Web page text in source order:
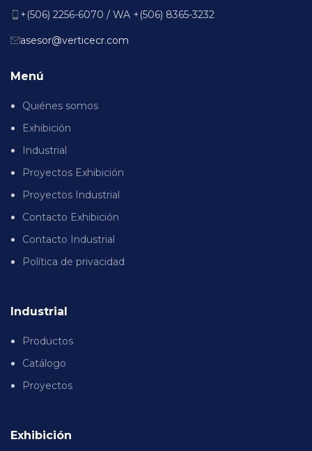
+(506) 2256-6070 / WA +(506) 8365-3232
asesor@verticecr.com
Menú
Quiénes somos
Exhibición
Industrial
Proyectos Exhibición
Proyectos Industrial
Contacto Exhibición
Contacto Industrial
Política de privacidad
Industrial
Productos
Catálogo
Proyectos
Exhibición